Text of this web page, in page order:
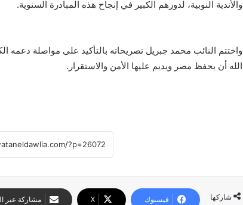
والأندية النوبية، لدورهم الكبير في إنجاح هذه المبادرة السنوية.
واختتم النائب محمد جبريل تصريحاته بالتأكيد على مواصلة دعمه
الله أن يحفظ مصر ويديم عليها الأمن والاستقرار.
شاركها فيسبوك ‫X مشاركة عبر